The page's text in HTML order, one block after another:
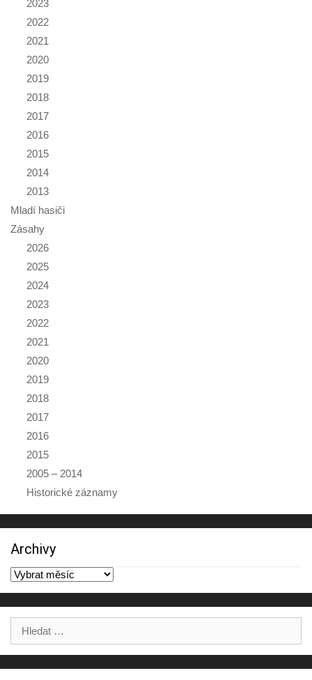
2023
2022
2021
2020
2019
2018
2017
2016
2015
2014
2013
Mladí hasiči
Zásahy
2026
2025
2024
2023
2022
2021
2020
2019
2018
2017
2016
2015
2005 – 2014
Historické záznamy
Archivy
Archivy